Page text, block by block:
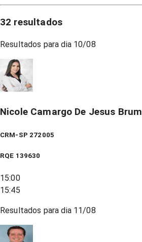
32 resultados
Resultados para dia 10/08
Nicole Camargo De Jesus Brum
CRM-SP 272005
RQE 139630
15:00
15:45
Resultados para dia 11/08